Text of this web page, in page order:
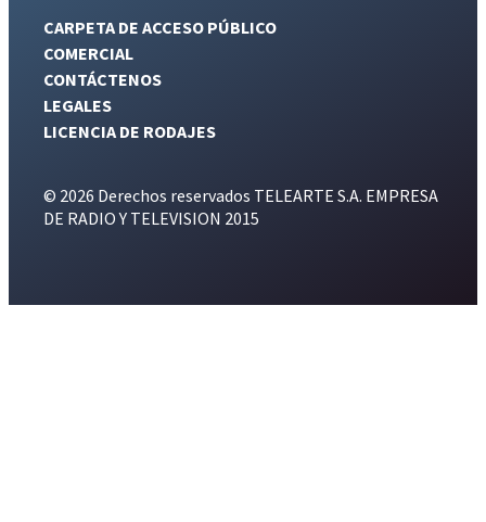
CARPETA DE ACCESO PÚBLICO
COMERCIAL
CONTÁCTENOS
LEGALES
LICENCIA DE RODAJES
© 2026 Derechos reservados TELEARTE S.A. EMPRESA
DE RADIO Y TELEVISION 2015